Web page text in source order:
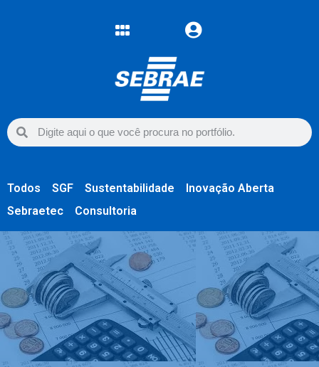
Todos SGF Sustentabilidade
Inovação Aberta
Sebraetec
Consultoria